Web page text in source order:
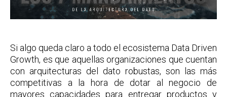
Si algo queda claro a todo el ecosistema Data Driven
Growth, es que aquellas organizaciones que cuentan
con arquitecturas del dato robustas, son las más
competitivas a la hora de dotar al negocio de
mayores capacidades para entregar productos y